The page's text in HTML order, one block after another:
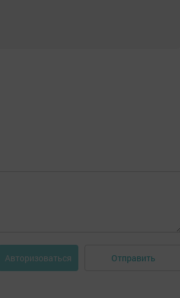
Авторизоваться Отправить